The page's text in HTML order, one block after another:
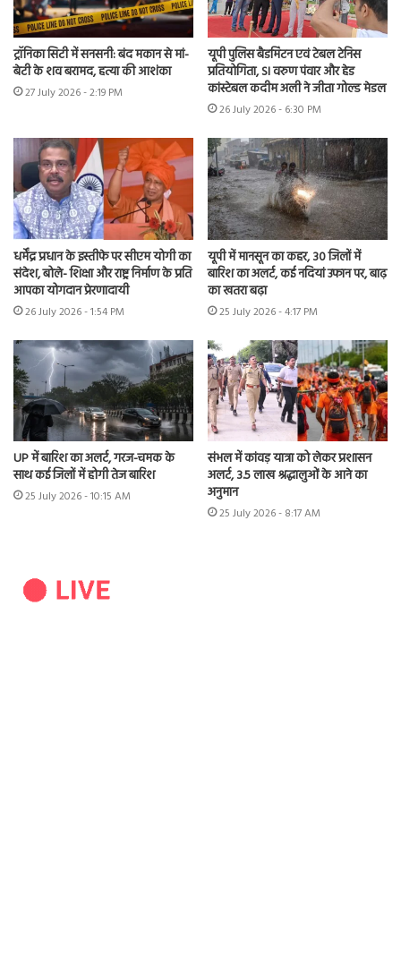
ट्रॉनिका सिटी में सनसनी: बंद मकान से मां-
बेटी के शव बरामद, हत्या की आशंका
27 July 2026 - 2:19 PM
यूपी पुलिस बैडमिंटन एवं टेबल टेनिस
प्रतियोगिता, SI वरुण पंवार और हेड
कांस्टेबल कदीम अली ने जीता गोल्ड मेडल
26 July 2026 - 6:30 PM
धर्मेंद्र प्रधान के इस्तीफे पर सीएम योगी का
संदेश, बोले- शिक्षा और राष्ट्र निर्माण के प्रति
आपका योगदान प्रेरणादायी
26 July 2026 - 1:54 PM
यूपी में मानसून का कहर, 30 जिलों में
बारिश का अलर्ट, कई नदियां उफान पर, बाढ़
का खतरा बढ़ा
25 July 2026 - 4:17 PM
UP में बारिश का अलर्ट, गरज-चमक के
साथ कई जिलों में होगी तेज बारिश
25 July 2026 - 10:15 AM
संभल में कांवड़ यात्रा को लेकर प्रशासन
अलर्ट, 3.5 लाख श्रद्धालुओं के आने का
अनुमान
25 July 2026 - 8:17 AM